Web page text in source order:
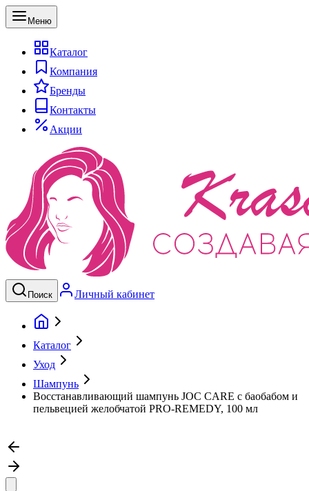
Меню
Каталог
Компания
Бренды
Контакты
Акции
Поиск Личный кабинет
Каталог
Уход
Шампунь
Восстанавливающий шампунь JOC CARE с баобабом и
пельвецией желобчатой PRO-REMEDY, 100 мл